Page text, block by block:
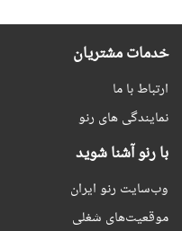
خدمات مشتریان
ارتباط با ما
نمایندگی های رنو
با رنو آشنا شوید
وب‌سایت رنو ایران
موقعیت‌های شغلی